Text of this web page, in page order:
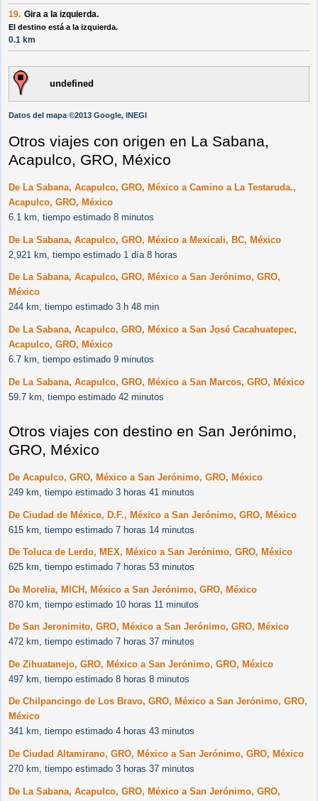
19. Gira a la izquierda.
El destino está a la izquierda.
0.1 km
undefined
Datos del mapa ©2013 Google, INEGI
Otros viajes con origen en La Sabana,
Acapulco, GRO, México
De La Sabana, Acapulco, GRO, México a Camino a La Testaruda.,
Acapulco, GRO, México
6.1 km, tiempo estimado 8 minutos
De La Sabana, Acapulco, GRO, México a Mexicali, BC, México
2,921 km, tiempo estimado 1 día 8 horas
De La Sabana, Acapulco, GRO, México a San Jerónimo, GRO,
México
244 km, tiempo estimado 3 h 48 min
De La Sabana, Acapulco, GRO, México a San José Cacahuatepec,
Acapulco, GRO, México
6.7 km, tiempo estimado 9 minutos
De La Sabana, Acapulco, GRO, México a San Marcos, GRO, México
59.7 km, tiempo estimado 42 minutos
Otros viajes con destino en San Jerónimo,
GRO, México
De Acapulco, GRO, México a San Jerónimo, GRO, México
249 km, tiempo estimado 3 horas 41 minutos
De Ciudad de México, D.F., México a San Jerónimo, GRO, México
615 km, tiempo estimado 7 horas 14 minutos
De Toluca de Lerdo, MEX, México a San Jerónimo, GRO, México
625 km, tiempo estimado 7 horas 53 minutos
De Morelia, MICH, México a San Jerónimo, GRO, México
870 km, tiempo estimado 10 horas 11 minutos
De San Jeronimito, GRO, México a San Jerónimo, GRO, México
472 km, tiempo estimado 7 horas 37 minutos
De Zihuatanejo, GRO, México a San Jerónimo, GRO, México
497 km, tiempo estimado 8 horas 8 minutos
De Chilpancingo de Los Bravo, GRO, México a San Jerónimo, GRO,
México
341 km, tiempo estimado 4 horas 43 minutos
De Ciudad Altamirano, GRO, México a San Jerónimo, GRO, México
270 km, tiempo estimado 3 horas 37 minutos
De La Sabana, Acapulco, GRO, México a San Jerónimo, GRO,